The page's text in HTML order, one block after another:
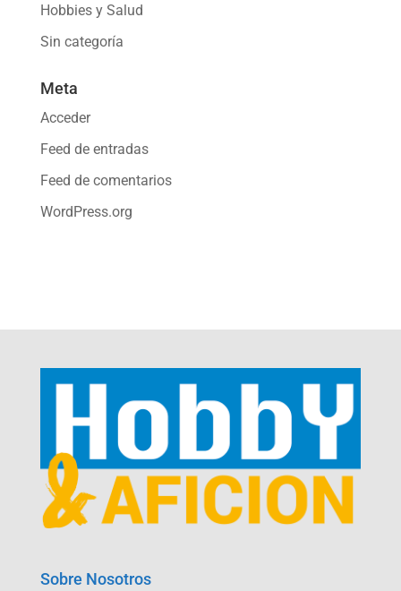
Hobbies y Salud
Sin categoría
Meta
Acceder
Feed de entradas
Feed de comentarios
WordPress.org
Sobre Nosotros